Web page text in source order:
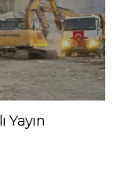
Yayın